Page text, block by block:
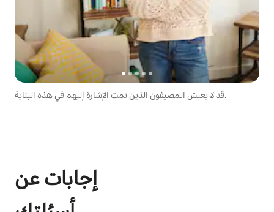
قد لا يعيش المضيفون الذين تمت الإشارة إليهم في هذه البناية.
إجابات عن